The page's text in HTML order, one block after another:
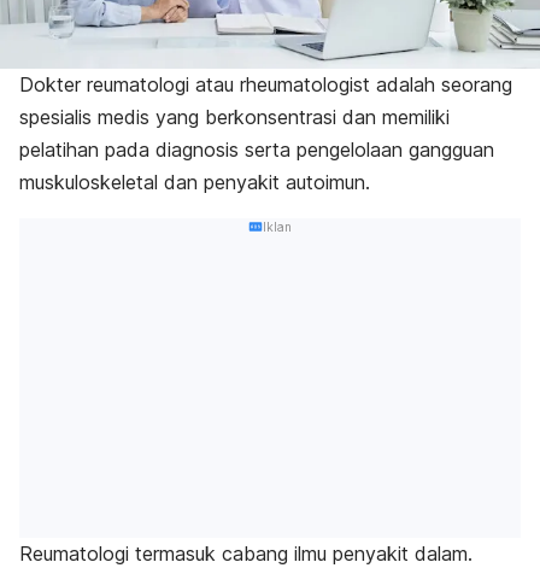
Dokter reumatologi atau rheumatologist adalah seorang
spesialis medis yang berkonsentrasi dan memiliki
pelatihan pada diagnosis serta pengelolaan gangguan
muskuloskeletal dan penyakit autoimun.
Iklan
Reumatologi termasuk cabang ilmu penyakit dalam.